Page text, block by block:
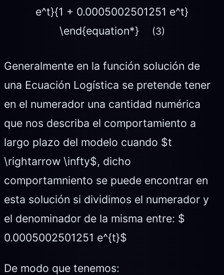
e^t}{1 + 0.0005002501251 e^t}
\end{equation*}
(3)
Generalmente en la función solución de
una Ecuación Logística se pretende tener
en el numerador una cantidad numérica
que nos describa el comportamiento a
largo plazo del modelo cuando $t
\rightarrow \infty$, dicho
comportamniento se puede encontrar en
esta solución si dividimos el numerador y
el denominador de la misma entre: $
0.0005002501251 e^{t}$
De modo que tenemos: